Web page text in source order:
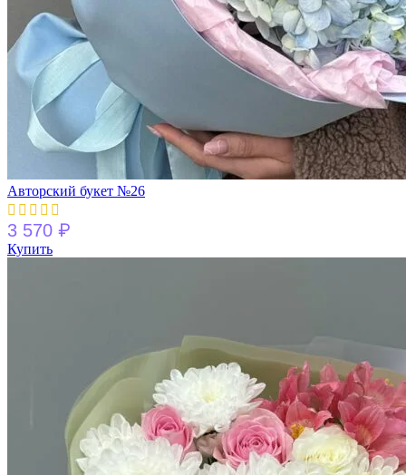
Авторский букет №26
3 570 ₽
Купить